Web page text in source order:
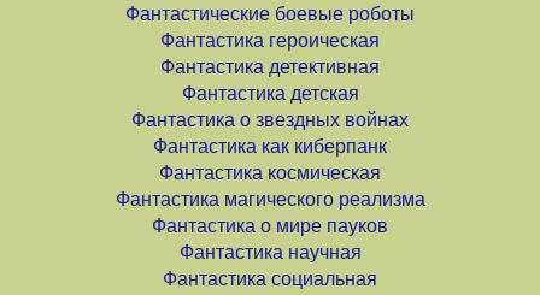
Фантастические боевые роботы
Фантастика героическая
Фантастика детективная
Фантастика детская
Фантастика о звездных войнах
Фантастика как киберпанк
Фантастика космическая
Фантастика магического реализма
Фантастика о мире пауков
Фантастика научная
Фантастика социальная